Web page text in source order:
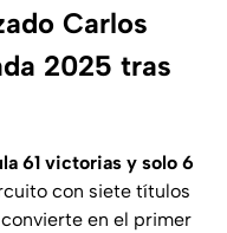
Carlos
2025 tras
61 victorias y solo 6
con siete títulos
en el primer